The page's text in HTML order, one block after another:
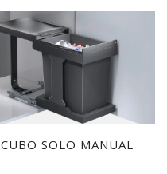
CUBO SOLO MANUAL